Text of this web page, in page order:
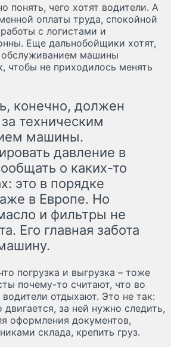
понять, чего хотят водители. А
оплаты труда, спокойной
с логистами и
Еще дальнобойщики хотят,
машины
чтобы не приходилось менять
конечно, должен
техническим
машины.
давление в
о каких-то
это в порядке
в Европе. Но
и фильтры не
Его главная забота
погрузка и выгрузка – тоже
почему-то считают, что во
отдыхают. Это не так:
за ней нужно следить,
оформления документов,
склада, крепить груз.